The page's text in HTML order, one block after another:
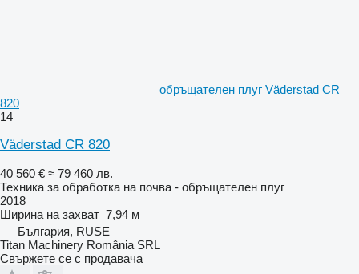
обръщателен плуг Väderstad CR
820
14
Väderstad CR 820
40 560 € ≈ 79 460 лв.
Техника за обработка на почва - обръщателен плуг
2018
Ширина на захват 7,94 м
България, RUSE
Titan Machinery România SRL
Свържете се с продавача